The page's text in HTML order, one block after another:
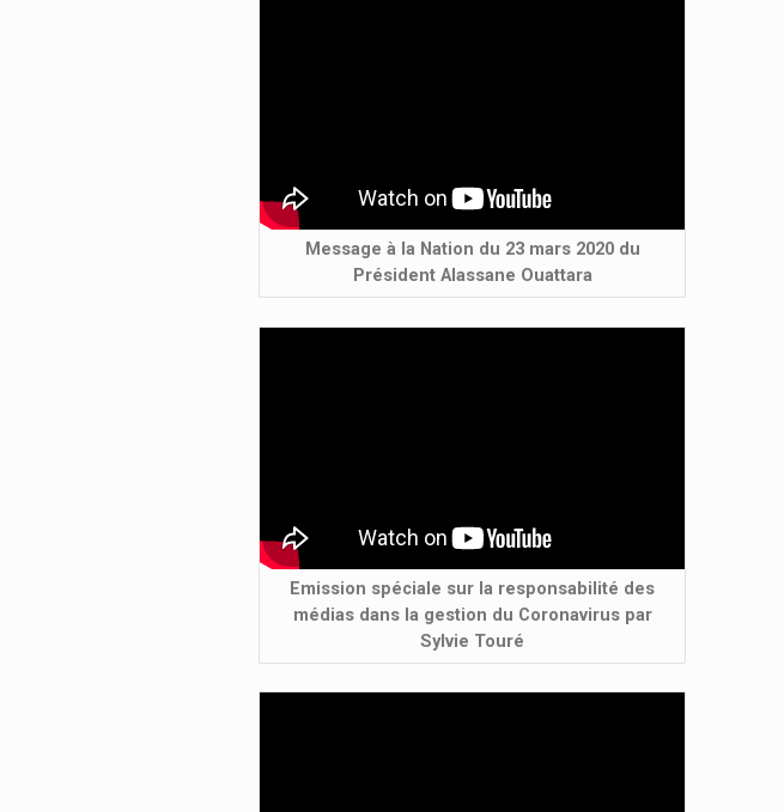
Message à la Nation du 23 mars 2020 du
Président Alassane Ouattara
Emission spéciale sur la responsabilité des
médias dans la gestion du Coronavirus par
Sylvie Touré